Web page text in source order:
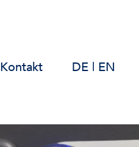
Kontakt DE | EN